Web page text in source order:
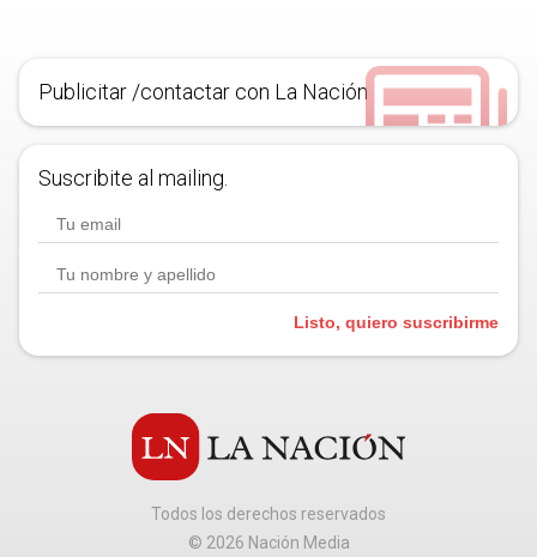
Publicitar /contactar con La Nación
Suscribite al mailing.
Listo, quiero suscribirme
Todos los derechos reservados
© 2026 Nación Media